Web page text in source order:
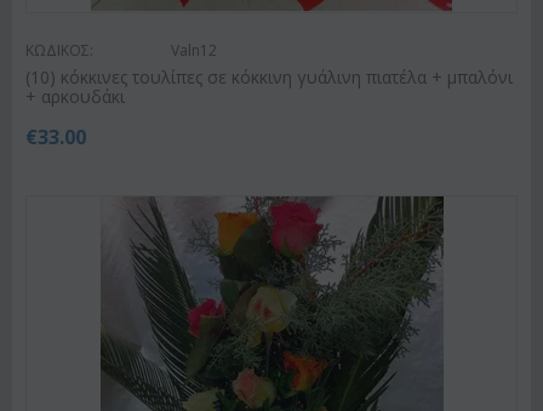
ΚΩΔΙΚΟΣ: Valn12
(10) κόκκινες τουλίπες σε κόκκινη γυάλινη πιατέλα + μπαλόνι
+ αρκουδάκι
€33.00